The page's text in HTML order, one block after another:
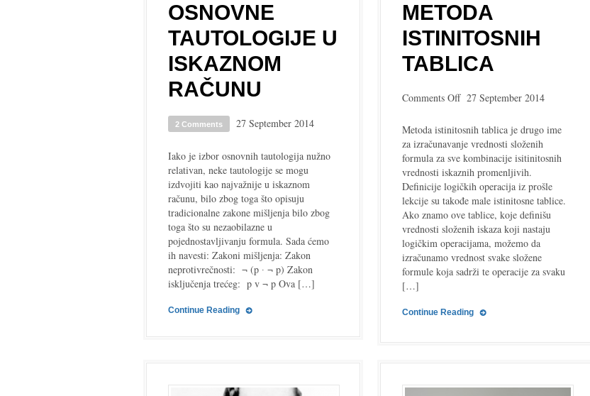
OSNOVNE
TAUTOLOGIJE U
ISKAZNOM
RAČUNU
2 Comments 27 September 2014
Iako je izbor osnovnih tautologija nužno
relativan, neke tautologije se mogu
izdvojiti kao najvažnije u iskaznom
računu, bilo zbog toga što opisuju
tradicionalne zakone mišljenja bilo zbog
toga što su nezaobilazne u
pojednostavljivanju formula. Sada ćemo
ih navesti: Zakoni mišljenja: Zakon
neprotivrečnosti: ¬ (p ∙ ¬ p) Zakon
isključenja trećeg: p v ¬ p Ova […]
Continue Reading
METODA
ISTINITOSNIH
TABLICA
Comments Offon
istinitosnih
tablica
27 September 2014
Metoda istinitosnih tablica je drugo ime
za izračunavanje vrednosti složenih
formula za sve kombinacije isitinitosnih
vrednosti iskaznih promenljivih.
Definicije logičkih operacija iz prošle
lekcije su takođe male istinitosne tablice.
Ako znamo ove tablice, koje definišu
vrednosti složenih iskaza koji nastaju
logičkim operacijama, možemo da
izračunamo vrednost svake složene
formule koja sadrži te operacije za svaku
[…]
Continue Reading